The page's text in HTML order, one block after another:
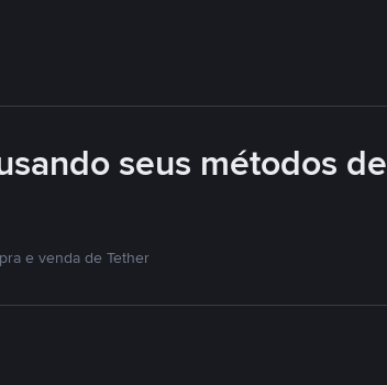
seus métodos de
e venda de Tether